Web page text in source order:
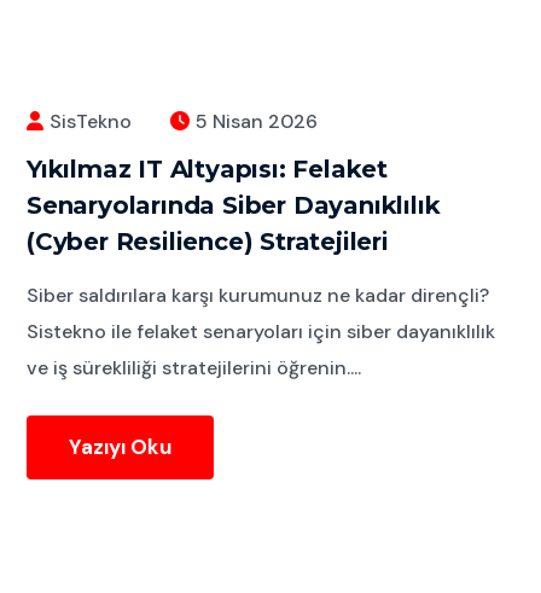
SisTekno 5 Nisan 2026
Yıkılmaz IT Altyapısı: Felaket
Senaryolarında Siber Dayanıklılık
(Cyber Resilience) Stratejileri
Siber saldırılara karşı kurumunuz ne kadar dirençli?
Sistekno ile felaket senaryoları için siber dayanıklılık
ve iş sürekliliği stratejilerini öğrenin....
Yazıyı Oku